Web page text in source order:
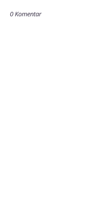
0 Komentar